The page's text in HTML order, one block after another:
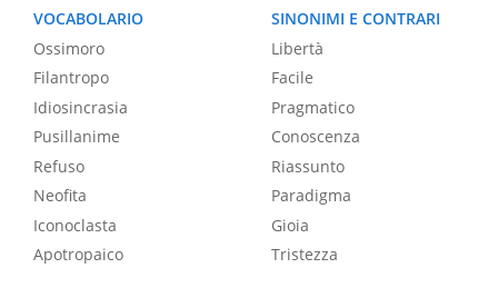
VOCABOLARIO
Ossimoro
Filantropo
Idiosincrasia
Pusillanime
Refuso
Neofita
Iconoclasta
Apotropaico
SINONIMI E CONTRARI
Libertà
Facile
Pragmatico
Conoscenza
Riassunto
Paradigma
Gioia
Tristezza